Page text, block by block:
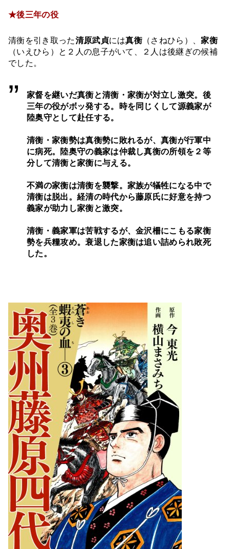
★後三年の役
清衡を引き取った清原武貞には真衡 （さねひら）、家衡
（いえひら）と２人の息子がいて、２人は後継ぎの候補
でした。
家督を継いだ真衡と清衡・家衡が対立し激突。後
三年の役がボッ発する。時を同じくして源義家が
陸奥守として赴任する。
清衡・家衡勢は真衡勢に敗れるが、真衡が行軍中
に病死。陸奥守の義家は仲裁し真衡の所領を２等
分して清衡と家衡に与える。
不満の家衡は清衡を襲撃。家族が犠牲になる中で
清衡は脱出。経清の時代から藤原氏に好意を持つ
義家が助力し家衡と激突。
清衡・義家軍は苦戦するが、金沢柵にこもる家衡
勢を兵糧攻め。衰退した家衡は追い詰められ敗死
した。